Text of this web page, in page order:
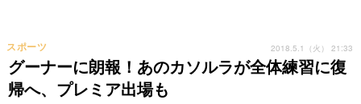
グーナーに朗報！あのカソルラが全体練習に復
帰へ、プレミア出場も
スポーツ 2018.5.1（火） 21:33